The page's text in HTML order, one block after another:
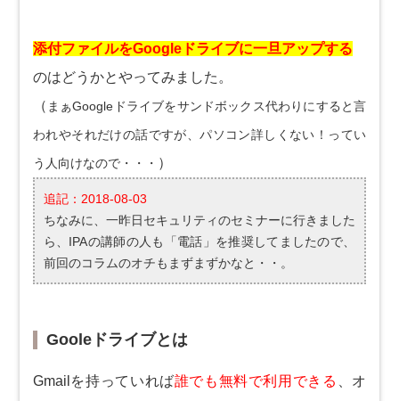
添付ファイルをGoogleドライブに一旦アップする
のはどうかとやってみました。
（ まぁGoogleドライブをサンドボックス代わりにすると言
われやそれだけの話ですが、パソコン詳しくない！ってい
う人向けなので・・・ ）
追記：2018-08-03
ちなみに、一昨日セキュリティのセミナーに行きました
ら、IPAの講師の人も「電話」を推奨してましたので、
前回のコラムのオチもまずまずかなと・・。
Gooleドライブとは
Gmailを持っていれば誰でも無料で利用できる
、オ